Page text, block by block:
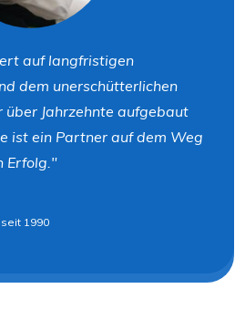
auf langfristigen
dem unerschütterlichen
Jahrzehnte aufgebaut
ist ein Partner auf dem Weg
Erfolg."
1990